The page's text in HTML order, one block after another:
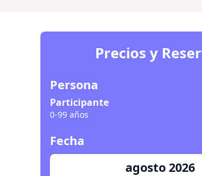
Precios y
Persona
Participante
0-99 años
Fecha
agosto 2026